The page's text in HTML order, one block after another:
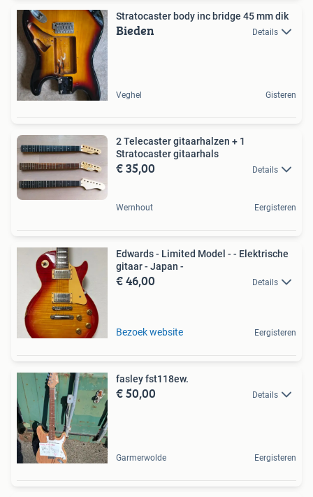
Stratocaster body inc bridge 45 mm dik
Bieden Details
Veghel Gisteren
2 Telecaster gitaarhalzen + 1
Stratocaster gitaarhals
€ 35,00 Details
Wernhout Eergisteren
Edwards - Limited Model - - Elektrische
gitaar - Japan -
€ 46,00 Details
Bezoek website Eergisteren
fasley fst118ew.
€ 50,00 Details
Garmerwolde Eergisteren